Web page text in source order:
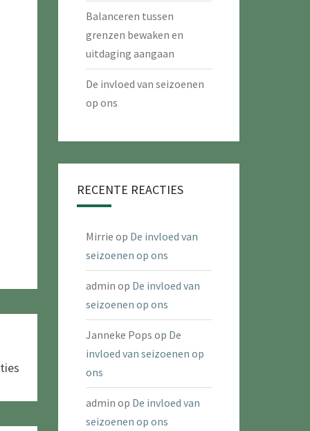
Balanceren tussen
grenzen bewaken en
uitdaging aangaan
De invloed van seizoenen
op ons
RECENTE REACTIES
Mirrie op De invloed van
seizoenen op ons
admin op De invloed van
seizoenen op ons
Janneke Pops op De
invloed van seizoenen op
ons
admin op De invloed van
seizoenen op ons